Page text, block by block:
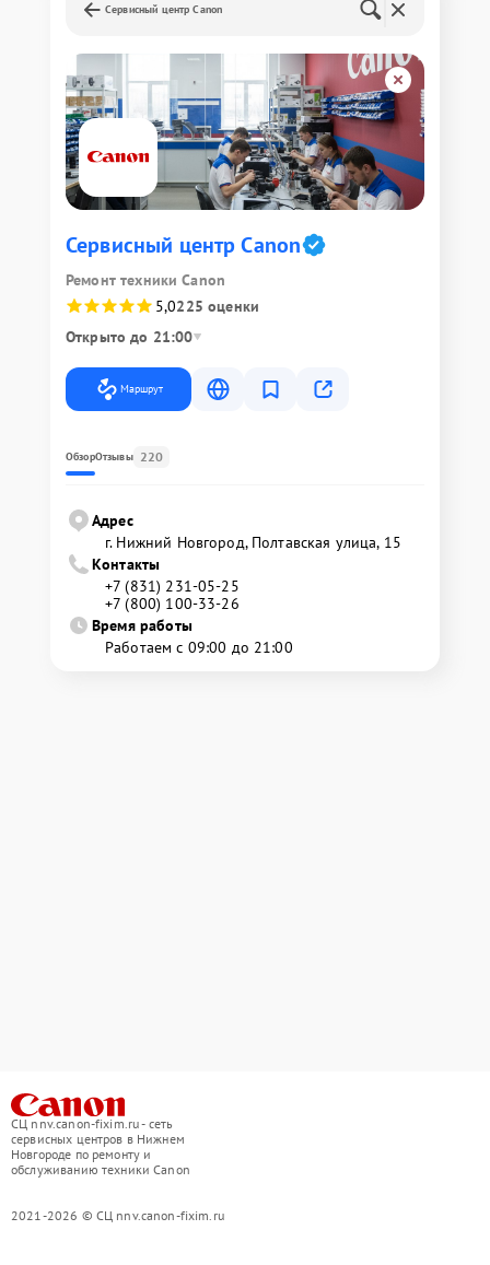
Сервисный центр Canon
Сервисный центр Canon
Ремонт техники Canon
5,0225 оценки
Открыто до 21:00
Маршрут
ОбзорОтзывы 220
Адрес
г. Нижний Новгород, Полтавская улица, 15
Контакты
+7 (831) 231-05-25
+7 (800) 100-33-26
Время работы
Работаем с 09:00 до 21:00
СЦ nnv.canon-fixim.ru - сеть
сервисных центров в Нижнем
Новгороде по ремонту и
обслуживанию техники Canon
2021-2026 © СЦ nnv.canon-fixim.ru